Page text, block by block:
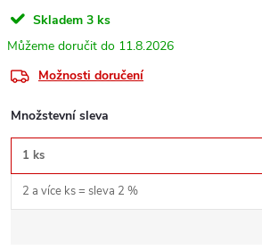
Skladem 3 ks
11.8.2026
Možnosti doručení
Množstevní sleva
1 ks
2 a více ks = sleva 2 %